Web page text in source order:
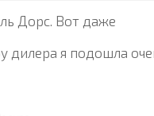
Дорс. Вот даже
дилера я подошла